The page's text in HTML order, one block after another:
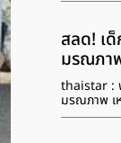
สลด! เ
มรณภา
thaistar :
มรณภาพ เ